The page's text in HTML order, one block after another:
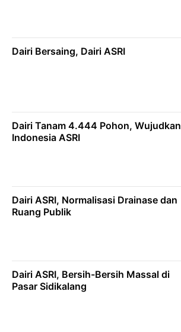
Dairi Bersaing, Dairi ASRI
Dairi Tanam 4.444 Pohon, Wujudkan
Indonesia ASRI
Dairi ASRI, Normalisasi Drainase dan
Ruang Publik
Dairi ASRI, Bersih-Bersih Massal di
Pasar Sidikalang